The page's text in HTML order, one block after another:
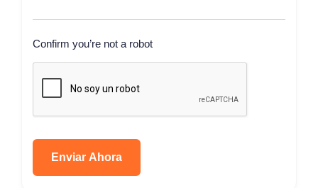
Confirm you’re not a robot
Enviar Ahora